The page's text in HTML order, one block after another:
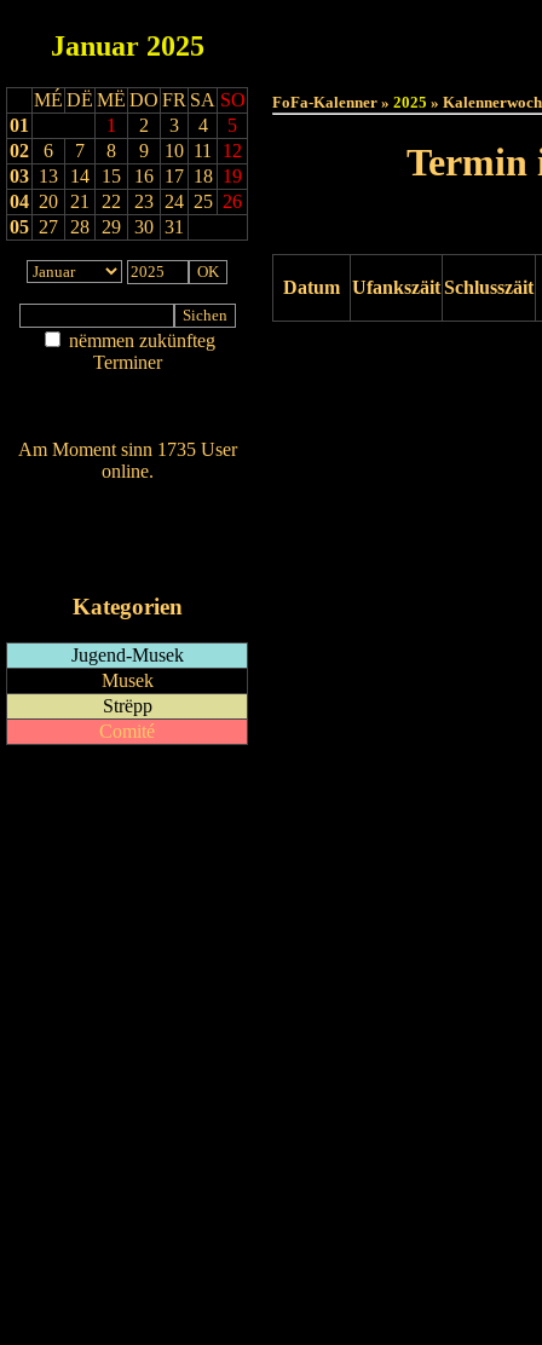
Januar 2025
MÉ DË MË DO FR SA SO
01
1 2 3 4
5
02
6 7 8 9 10 11
12
03 13 14 15 16 17 18 19
04 20 21 22 23 24 25 26
05 27 28 29 30 31
nëmmen zukünfteg
Terminer
Am Moment sinn 1735 User
online.
Kategorien
Jugend-Musek
Musek
Strëpp
Comité
FoFa-Kalenner » 2025 »
Termin
Datum UfankszäitSchlusszäit